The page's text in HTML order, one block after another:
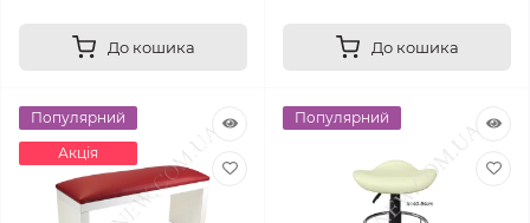
До кошика До кошика
Популярний
Акція
Популярний